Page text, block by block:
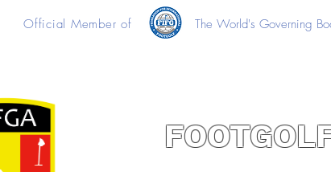
Official Member of The World's Governing